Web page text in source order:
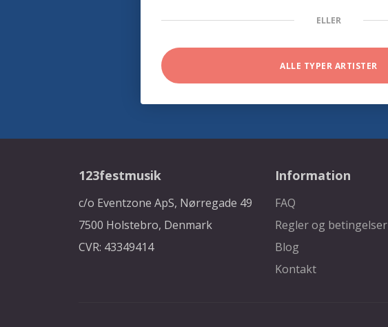
ELLER
ALLE TYPER ARTISTER
123festmusik
c/o Eventzone ApS, Nørregade 49
7500 Holstebro, Denmark
CVR: 43349414
Information
FAQ
Regler og betingelser
Blog
Kontakt